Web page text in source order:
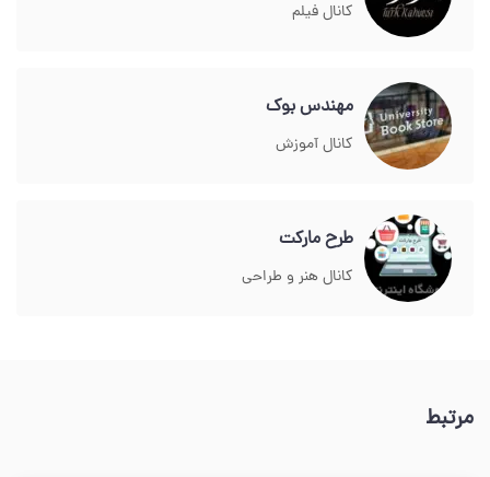
کانال فیلم
مهندس بوک
کانال آموزش
طرح مارکت
کانال هنر و طراحی
مرتبط